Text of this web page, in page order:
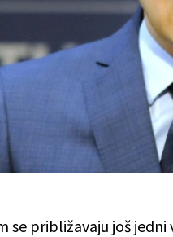
se približavaju još